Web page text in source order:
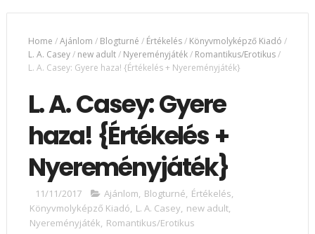
Home /Ajánlom / Blogturné / Értékelés/ Könyvmolyképző Kiadó /
L. A. Casey/ new adult/ Nyereményjáték/ Romantikus/Erotikus/
L. A. Casey: Gyere ​haza! {Értékelés + Nyereményjáték}
L. A. Casey: Gyere ​
haza! {Értékelés +
Nyereményjáték}
11/11/2017 Ajánlom, Blogturné, Értékelés,
Könyvmolyképző Kiadó, L. A. Casey, new adult,
Nyereményjáték, Romantikus/Erotikus